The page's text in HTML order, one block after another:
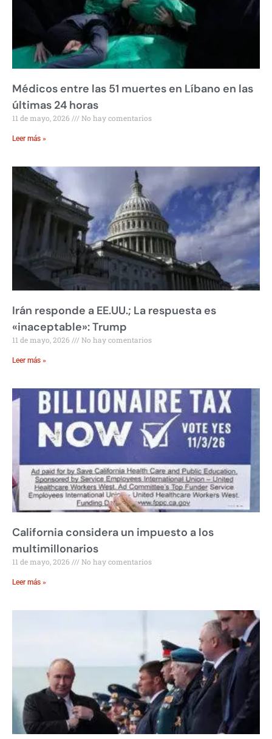
Médicos entre las 51 muertes en Líbano en las
últimas 24 horas
11 de mayo, 2026 No hay comentarios
Leer más »
Irán responde a EE.UU.; La respuesta es
«inaceptable»: Trump
11 de mayo, 2026 No hay comentarios
Leer más »
California considera un impuesto a los
multimillonarios
11 de mayo, 2026 No hay comentarios
Leer más »